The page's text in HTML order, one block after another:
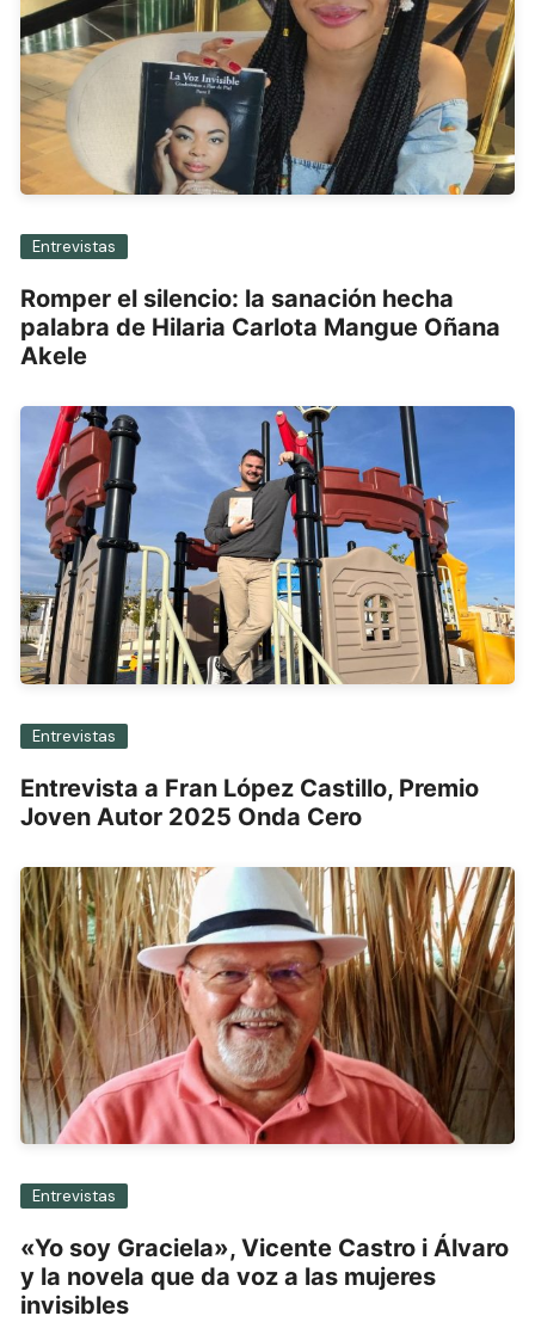
Entrevistas
Romper el silencio: la sanación hecha
palabra de Hilaria Carlota Mangue Oñana
Akele
Entrevistas
Entrevista a Fran López Castillo, Premio
Joven Autor 2025 Onda Cero
Entrevistas
«Yo soy Graciela», Vicente Castro i Álvaro
y la novela que da voz a las mujeres
invisibles